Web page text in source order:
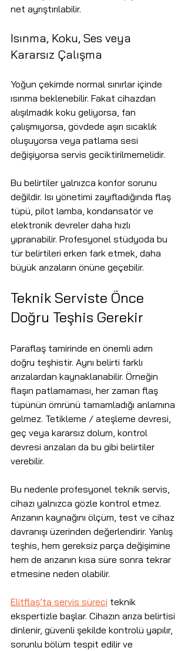
net ayrıştırılabilir.
Isınma, Koku, Ses veya
Kararsız Çalışma
Yoğun çekimde normal sınırlar içinde
ısınma beklenebilir. Fakat cihazdan
alışılmadık koku geliyorsa, fan
çalışmıyorsa, gövdede aşırı sıcaklık
oluşuyorsa veya patlama sesi
değişiyorsa servis geciktirilmemelidir.
Bu belirtiler yalnızca konfor sorunu
değildir. Isı yönetimi zayıfladığında flaş
tüpü, pilot lamba, kondansatör ve
elektronik devreler daha hızlı
yıpranabilir. Profesyonel stüdyoda bu
tür belirtileri erken fark etmek, daha
büyük arızaların önüne geçebilir.
Teknik Serviste Önce
Doğru Teşhis Gerekir
Paraflaş tamirinde en önemli adım
doğru teşhistir. Aynı belirti farklı
arızalardan kaynaklanabilir. Örneğin
flaşın patlamaması, her zaman flaş
tüpünün ömrünü tamamladığı anlamına
gelmez. Tetikleme / ateşleme devresi,
geç veya kararsız dolum, kontrol
devresi arızaları da bu gibi belirtiler
verebilir.
Bu nedenle profesyonel teknik servis,
cihazı yalnızca gözle kontrol etmez.
Arızanın kaynağını ölçüm, test ve cihaz
davranışı üzerinden değerlendirir. Yanlış
teşhis, hem gereksiz parça değişimine
hem de arızanın kısa süre sonra tekrar
etmesine neden olabilir.
Elitflaş’ta servis süreci teknik
ekspertizle başlar. Cihazın arıza belirtisi
dinlenir, güvenli şekilde kontrolü yapılır,
sorunlu bölüm tespit edilir ve